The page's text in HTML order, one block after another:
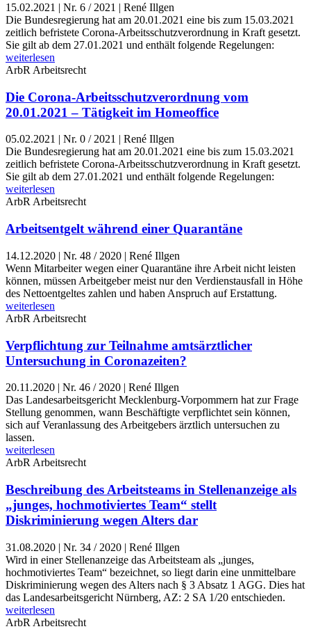
15.02.2021 | Nr. 6 / 2021 | René Illgen
Die Bundesregierung hat am 20.01.2021 eine bis zum 15.03.2021
zeitlich befristete Corona-Arbeitsschutzverordnung in Kraft gesetzt.
Sie gilt ab dem 27.01.2021 und enthält folgende Regelungen:
weiterlesen
ArbR Arbeitsrecht
Die Corona-Arbeitsschutzverordnung vom
20.01.2021 – Tätigkeit im Homeoffice
05.02.2021 | Nr. 0 / 2021 | René Illgen
Die Bundesregierung hat am 20.01.2021 eine bis zum 15.03.2021
zeitlich befristete Corona-Arbeitsschutzverordnung in Kraft gesetzt.
Sie gilt ab dem 27.01.2021 und enthält folgende Regelungen:
weiterlesen
ArbRArbeitsrecht
Arbeitsentgelt während einer Quarantäne
14.12.2020 | Nr. 48 / 2020 | René Illgen
Wenn Mitarbeiter wegen einer Quarantäne ihre Arbeit nicht leisten
können, müssen Arbeitgeber meist nur den Verdienstausfall in Höhe
des Nettoentgeltes zahlen und haben Anspruch auf Erstattung.
weiterlesen
ArbR Arbeitsrecht
Verpflichtung zur Teilnahme amtsärztlicher
Untersuchung in Coronazeiten?
20.11.2020 | Nr. 46 / 2020 | René Illgen
Das Landesarbeitsgericht Mecklenburg-Vorpommern hat zur Frage
Stellung genommen, wann Beschäftigte verpflichtet sein können,
sich auf Veranlassung des Arbeitgebers ärztlich untersuchen zu
lassen.
weiterlesen
ArbR Arbeitsrecht
Beschreibung des Arbeitsteams in Stellenanzeige als
„junges, hochmotiviertes Team“ stellt
Diskriminierung wegen Alters dar
31.08.2020 | Nr. 34 / 2020 | René Illgen
Wird in einer Stellenanzeige das Arbeitsteam als „junges,
hochmotiviertes Team“ bezeichnet, so liegt darin eine unmittelbare
Diskriminierung wegen des Alters nach § 3 Absatz 1 AGG. Dies hat
das Landesarbeitsgericht Nürnberg, AZ: 2 SA 1/20 entschieden.
weiterlesen
ArbR Arbeitsrecht